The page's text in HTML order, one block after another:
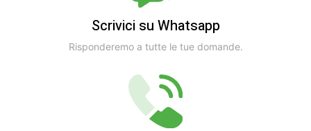
Scrivici su Whatsapp
Risponderemo a tutte le tue domande.